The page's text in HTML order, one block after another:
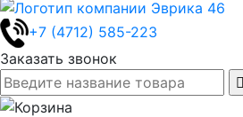
+7 (4712) 585-223
Заказать звонок